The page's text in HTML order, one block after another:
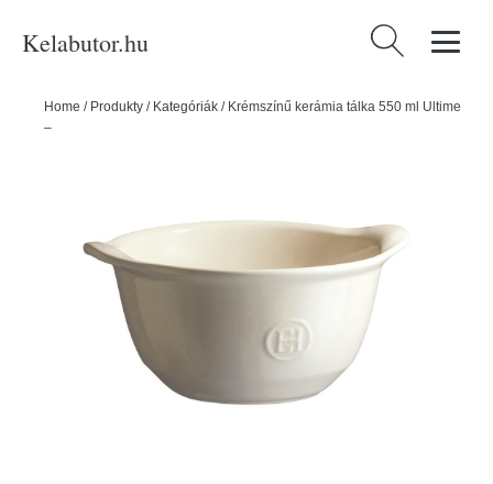
Kelabutor.hu Keresés:
Home / Produkty / Kategóriák / Krémszínű kerámia tálka 550 ml Ultime
– Emile Henry